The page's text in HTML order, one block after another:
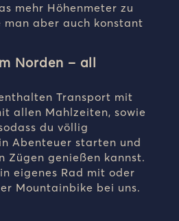
mehr Höhenmeter zu
aber auch konstant
Norden – all
Transport mit
allen Mahlzeiten, sowie
du völlig
Abenteuer starten und
Zügen genießen kannst.
eigenes Rad mit oder
Mountainbike bei uns.